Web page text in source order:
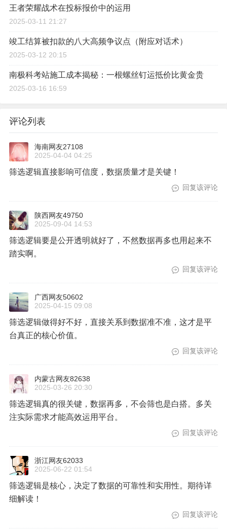
王者荣耀战术在投标报价中的运用
2025-03-11 21:27
竣工结算被扣款的八大高频争议点（附应对话术）
2025-03-12 20:15
南极科考站施工成本揭秘：一根螺丝钉运抵价比黄金贵
2025-03-16 16:59
评论列表
海南网友27108
2025-04-04 04:25
筛选逻辑直接影响可信度，数据质量才是关键！
回复该评论
陕西网友49750
2025-09-04 14:53
筛选逻辑要是公开透明就好了，不然数据再多也用起来不
踏实啊。
回复该评论
广西网友50602
2025-04-15 09:08
筛选逻辑做得好不好，直接关系到数据准不准，这才是平
台真正的核心价值。
回复该评论
内蒙古网友82638
2025-03-26 20:30
筛选逻辑真的很关键，数据再多，不会筛也是白搭。多关
注实际需求才能高效运用平台。
回复该评论
浙江网友62033
2025-06-22 01:54
筛选逻辑是核心，决定了数据的可靠性和实用性。期待详
细解读！
回复该评论